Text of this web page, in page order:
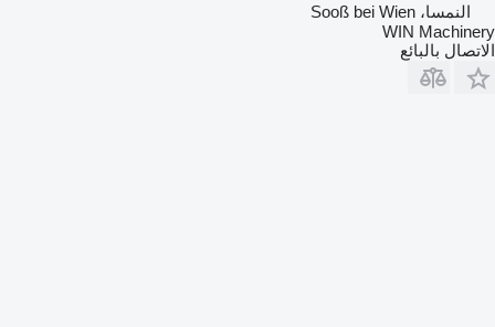
النمسا، Sooß bei Wien
WIN Machinery
الاتصال بالبائع